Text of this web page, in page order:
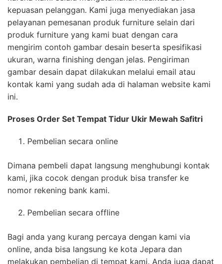
kepuasan pelanggan. Kami juga menyediakan jasa
pelayanan pemesanan produk furniture selain dari
produk furniture yang kami buat dengan cara
mengirim contoh gambar desain beserta spesifikasi
ukuran, warna finishing dengan jelas. Pengiriman
gambar desain dapat dilakukan melalui email atau
kontak kami yang sudah ada di halaman website kami
ini.
Proses Order Set Tempat Tidur Ukir Mewah Safitri
Pembelian secara online
Dimana pembeli dapat langsung menghubungi kontak
kami, jika cocok dengan produk bisa transfer ke
nomor rekening bank kami.
Pembelian secara offline
Bagi anda yang kurang percaya dengan kami via
online, anda bisa langsung ke kota Jepara dan
melakukan pembelian di tempat kami. Anda juga dapat